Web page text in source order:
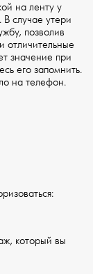
на ленту у
случае утери
позволив
отличительные
значение при
его запомнить.
на телефон.
который вы